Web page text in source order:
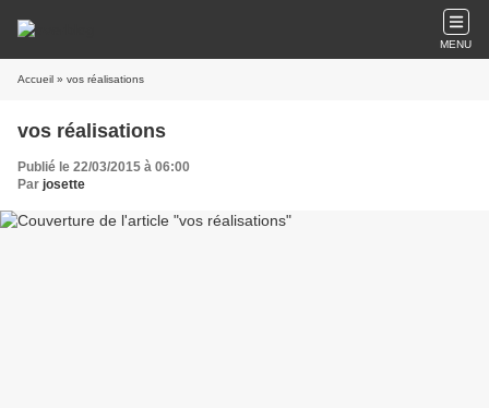
MENU
Accueil » vos réalisations
vos réalisations
Publié le 22/03/2015 à 06:00
Par josette